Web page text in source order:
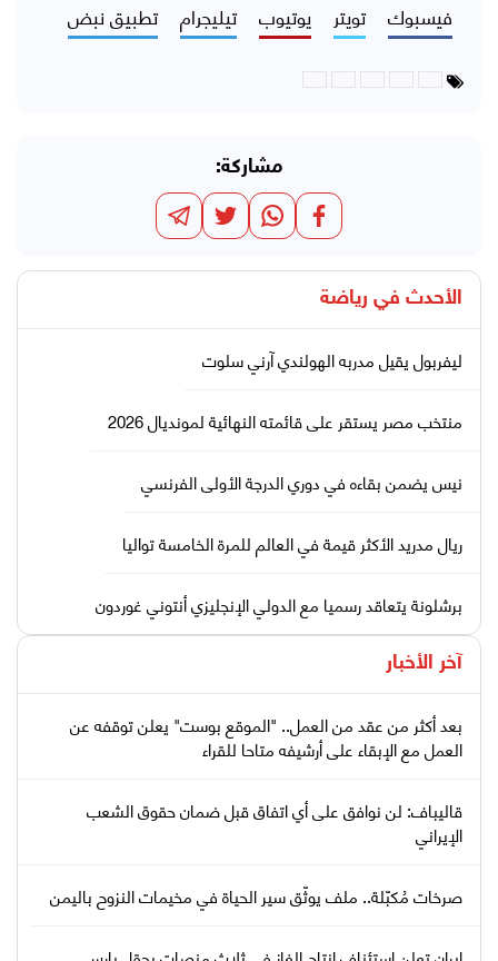
فيسبوك تويتر يوتيوب تيليجرام تطبيق نبض
مشاركة:
الأحدث في رياضة
ليفربول يقيل مدربه الهولندي آرني سلوت
منتخب مصر يستقر على قائمته النهائية لمونديال 2026
نيس يضمن بقاءه في دوري الدرجة الأولى الفرنسي
ريال مدريد الأكثر قيمة في العالم للمرة الخامسة تواليا
برشلونة يتعاقد رسميا مع الدولي الإنجليزي أنتوني غوردون
آخر الأخبار
بعد أكثر من عقد من العمل.. "الموقع بوست" يعلن توقفه عن
العمل مع الإبقاء على أرشيفه متاحا للقراء
قاليباف: لن نوافق على أي اتفاق قبل ضمان حقوق الشعب
الإيراني
صرخات مُكبّلة.. ملف يوثّق سير الحياة في مخيمات النزوح باليمن